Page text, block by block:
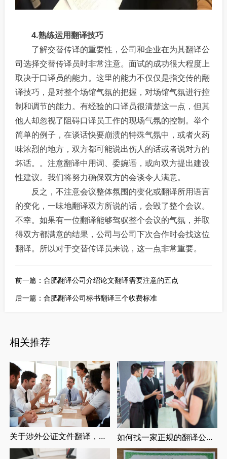
4.熟练运用翻译技巧
了解交替传译的重要性，公司和企业在为其翻译公
司选择交替传译员时非常注意。面试的成功很大程度上
取决于口译员的能力。这里的能力不仅仅是指交传的翻
译技巧，是对整个场馆气氛的把握，对场馆气氛进行控
制和调节的能力。有经验的口译员很清楚这一点，但其
他人却忽视了阻碍口译员工作的现场气氛的控制。举个
简单的例子，在谈话快要崩溃的特殊气氛中，或者火药
味浓烈的地方，双方都可能说出伤人的话或者说对方的
坏话。。注意翻译中用词、委婉语，或向双方提出建设
性建议。我们将努力确保双方的会谈令人满意。
反之，不注意会议整体氛围的变化或翻译所用语言
的变化，一味地翻译双方所说的话，会毁了整个会议。
不幸。如果有一位翻译能够驾驭整个会议的气氛，并取
得双方都满意的结果，公司与公司下次合作时会找这位
翻译。所以对于交替传译员来说，这一点非常重要。
前一篇：合肥翻译公司介绍论文翻译需要注意的五点
后一篇：合肥翻译公司标书翻译三个收费标准
相关推荐
关于涉外公证文件翻译，涉外婚姻登记，留学翻译介绍 如何找一家正规的翻译公司，找正规翻译公司有哪些要求